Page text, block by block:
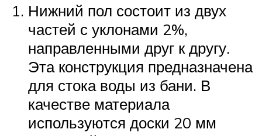
Нижний пол состоит из двух
частей с уклонами 2%,
направленными друг к другу.
Эта конструкция предназначена
для стока воды из бани. В
качестве материала
используются доски 20 мм